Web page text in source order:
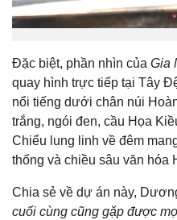
Đặc biệt, phần nhìn của Gia
quay hình trực tiếp tại Tây
nổi tiếng dưới chân núi
trắng, ngói đen, cầu Họa
Chiểu lung linh về đêm
thống và chiều sâu văn hóa
Chia sẻ về dự án này,
cuối cùng cũng gặp được